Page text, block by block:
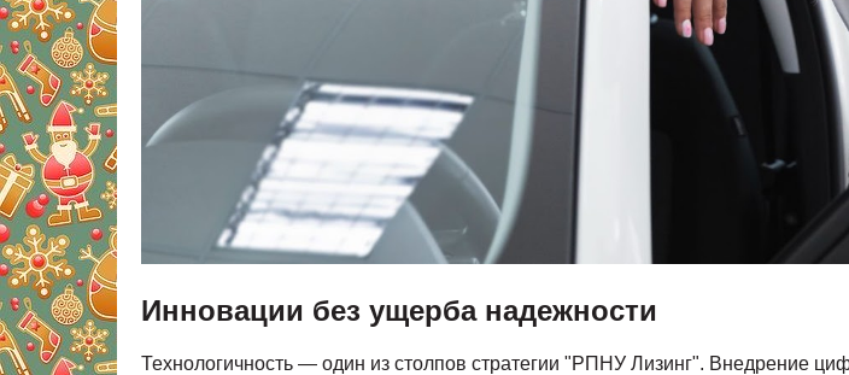
Инновации без ущерба надежности
Технологичность — один из столпов стратегии "РПНУ Лизинг". Внедрение